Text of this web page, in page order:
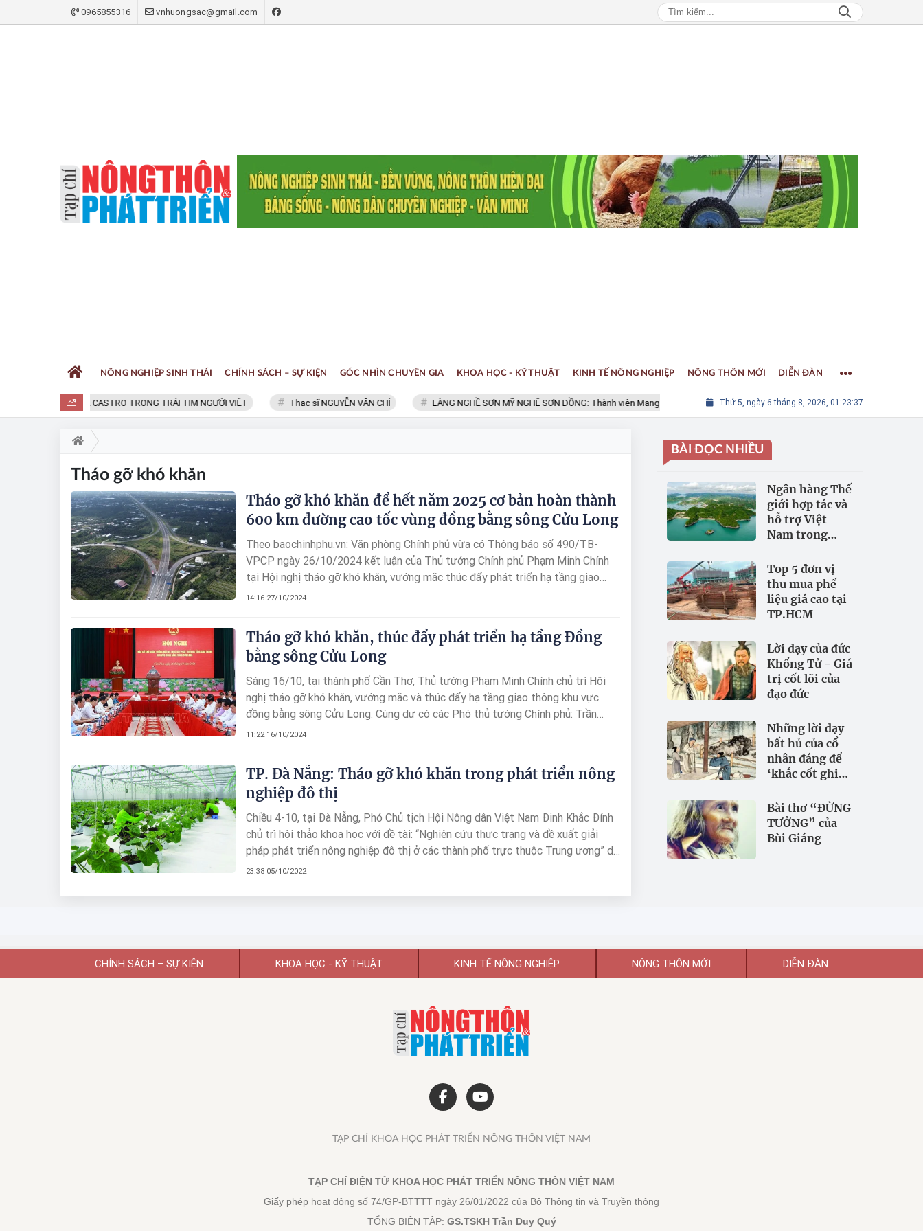
0965855316 vnhuongsac@gmail.com
FIDEL CASTRO TRONG TRÁI TIM NGƯỜI VIỆT Thạc sĩ NGUYỄN VĂN CHÍ LÀNG NGHỀ SƠN MỸ NGHỆ SƠN ĐỒNG: Thành viên Mạng lưới các Thành phố Thủ công sáng tạo Thế giới
Thứ 5, ngày 6 tháng 8, 2026, 01:23:38
NÔNG NGHIỆP SINH THÁI CHÍNH SÁCH – SỰ KIỆN GÓC NHÌN CHUYÊN GIA KHOA HỌC - KỸ THUẬT KINH TẾ NÔNG NGHIỆP NÔNG THÔN MỚI DIỄN ĐÀN
Tháo gỡ khó khăn
Tháo gỡ khó khăn để hết năm 2025 cơ bản hoàn thành
600 km đường cao tốc vùng đồng bằng sông Cửu Long
Theo baochinhphu.vn: Văn phòng Chính phủ vừa có Thông báo số 490/TB-
VPCP ngày 26/10/2024 kết luận của Thủ tướng Chính phủ Phạm Minh Chính
tại Hội nghị tháo gỡ khó khăn, vướng mắc thúc đẩy phát triển hạ tầng giao
thông khu vực đồng bằng sông Cửu Long.
14:16 27/10/2024
Tháo gỡ khó khăn, thúc đẩy phát triển hạ tầng Đồng
bằng sông Cửu Long
Sáng 16/10, tại thành phố Cần Thơ, Thủ tướng Phạm Minh Chính chủ trì Hội
nghị tháo gỡ khó khăn, vướng mắc và thúc đẩy hạ tầng giao thông khu vực
đồng bằng sông Cửu Long. Cùng dự có các Phó thủ tướng Chính phủ: Trần
Hồng Hà, Hồ Đức Phớc; lãnh đạo các bộ, ngành, cơ quan Trung ương; lãnh đạo
liên quan; đại diện các nhà thầu thi công, tư vấn, giám sát.
11:22 16/10/2024
TP. Đà Nẵng: Tháo gỡ khó khăn trong phát triển nông
nghiệp đô thị
Chiều 4-10, tại Đà Nẵng, Phó Chủ tịch Hội Nông dân Việt Nam Đinh Khắc Đính
chủ trì hội thảo khoa học với đề tài: “Nghiên cứu thực trạng và đề xuất giải
pháp phát triển nông nghiệp đô thị ở các thành phố trực thuộc Trung ương” do
Hội Nông dân Việt Nam phối hợp Hội Nông dân thành phố tổ chức. Tại hội
nghiệp đô thị; những chủ trương, định hướng phát triển nông nghiệp của thành
giải pháp…
23:38 05/10/2022
BÀI ĐỌC NHIỀU
Ngân hàng Thế
giới hợp tác và
hỗ trợ Việt
Nam trong
ninh nguồn
nước
Top 5 đơn vị
thu mua phế
liệu giá cao tại
TP.HCM
Lời dạy của đức
Khổng Tử - Giá
trị cốt lõi của
đạo đức
Những lời dạy
bất hủ của cổ
nhân đáng để
‘khắc cốt ghi
Bài thơ “ĐỪNG
TƯỞNG” của
Bùi Giáng
CHÍNH SÁCH – SỰ KIỆN KHOA HỌC - KỸ THUẬT KINH TẾ NÔNG NGHIỆP NÔNG THÔN MỚI DIỄN ĐÀN
TẠP CHÍ KHOA HỌC PHÁT TRIỂN NÔNG THÔN VIỆT NAM
TẠP CHÍ ĐIỆN TỬ KHOA HỌC PHÁT TRIỂN NÔNG THÔN VIỆT NAM
Giấy phép hoạt động số 74/GP-BTTTT ngày 26/01/2022 của Bộ Thông tin và Truyền thông
TỔNG BIÊN TẬP: GS.TSKH Trần Duy Quý